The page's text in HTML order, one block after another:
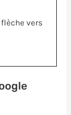
flèche vers